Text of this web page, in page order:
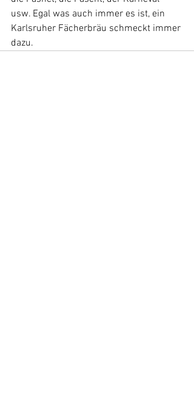
usw. Egal was auch immer es ist, ein
Karlsruher Fächerbräu schmeckt immer
dazu.